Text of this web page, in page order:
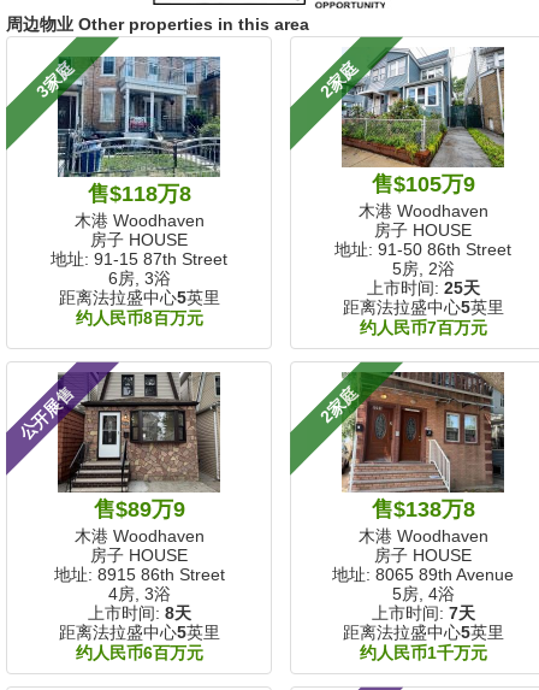
周边物业 Other properties in this area
3家庭
售$118万8
木港 Woodhaven
房子 HOUSE
地址: 91-15 87th Street
6房, 3浴
距离法拉盛中心5英里
约人民币8百万元
2家庭
售$105万9
木港 Woodhaven
房子 HOUSE
地址: 91-50 86th Street
5房, 2浴
上市时间: 25天
距离法拉盛中心5英里
约人民币7百万元
公开展售
售$89万9
木港 Woodhaven
房子 HOUSE
地址: 8915 86th Street
4房, 3浴
上市时间: 8天
距离法拉盛中心5英里
约人民币6百万元
2家庭
售$138万8
木港 Woodhaven
房子 HOUSE
地址: 8065 89th Avenue
5房, 4浴
上市时间: 7天
距离法拉盛中心5英里
约人民币1千万元